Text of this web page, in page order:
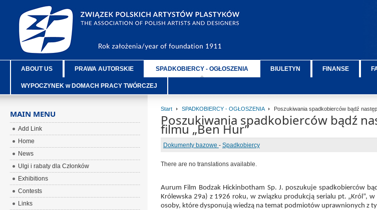
ABOUT US PRAWA AUTORSKIE SPADKOBIERCY - OGŁOSZENIA BIULETYN FINANSE
WYPOCZYNEK w DOMACH PRACY TWÓRCZEJ
Start SPADKOBIERCY - OGŁOSZENIA Poszukiwania spadkobierców bądź
Poszukiwania spadkobierców bądź
filmu „Ben Hur”
Dokumenty bazowe - Spadkobiercy
There are no translations available.
Aurum Film Bodzak Hickinbotham Sp. J. poszukuje spadkobierców
Królewska 29a) z 1926 roku, w związku produkcją serialu pt. „Król”,
osoby, które dysponują wiedzą na temat podmiotów uprawnionych z
MAIN MENU
Add Link
Home
News
Ulgi i rabaty dla Członków
Exhibitions
Contests
Links